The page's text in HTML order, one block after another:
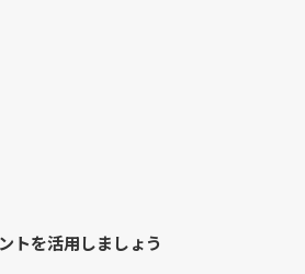
トを活用しましょう